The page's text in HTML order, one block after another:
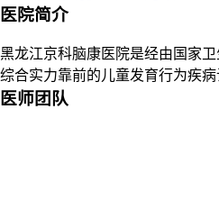
医院简介
黑龙江京科脑康医院是经由国家
综合实力靠前的儿童发育行为疾病
医师团队